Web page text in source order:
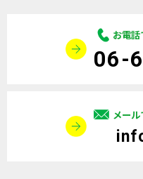
お電
06-
メー